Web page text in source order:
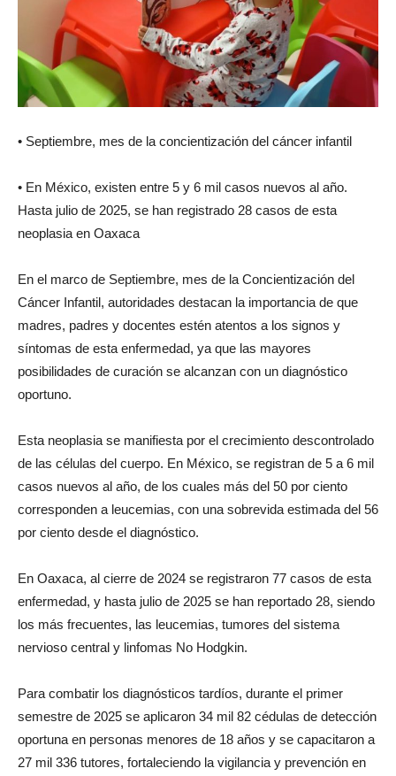
• Septiembre, mes de la concientización del cáncer infantil
• En México, existen entre 5 y 6 mil casos nuevos al año.
Hasta julio de 2025, se han registrado 28 casos de esta
neoplasia en Oaxaca
En el marco de Septiembre, mes de la Concientización del
Cáncer Infantil, autoridades destacan la importancia de que
madres, padres y docentes estén atentos a los signos y
síntomas de esta enfermedad, ya que las mayores
posibilidades de curación se alcanzan con un diagnóstico
oportuno.
Esta neoplasia se manifiesta por el crecimiento descontrolado
de las células del cuerpo. En México, se registran de 5 a 6 mil
casos nuevos al año, de los cuales más del 50 por ciento
corresponden a leucemias, con una sobrevida estimada del 56
por ciento desde el diagnóstico.
En Oaxaca, al cierre de 2024 se registraron 77 casos de esta
enfermedad, y hasta julio de 2025 se han reportado 28, siendo
los más frecuentes, las leucemias, tumores del sistema
nervioso central y linfomas No Hodgkin.
Para combatir los diagnósticos tardíos, durante el primer
semestre de 2025 se aplicaron 34 mil 82 cédulas de detección
oportuna en personas menores de 18 años y se capacitaron a
27 mil 336 tutores, fortaleciendo la vigilancia y prevención en